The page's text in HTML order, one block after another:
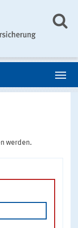
werden.